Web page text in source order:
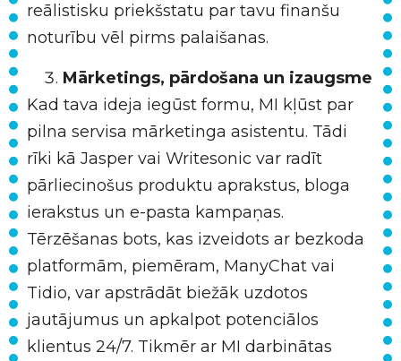
reālistisku priekšstatu par tavu finanšu
noturību vēl pirms palaišanas.
Mārketings, pārdošana un izaugsme
Kad tava ideja iegūst formu, MI kļūst par
pilna servisa mārketinga asistentu. Tādi
rīki kā Jasper vai Writesonic var radīt
pārliecinošus produktu aprakstus, bloga
ierakstus un e-pasta kampaņas.
Tērzēšanas bots, kas izveidots ar bezkoda
platformām, piemēram, ManyChat vai
Tidio, var apstrādāt biežāk uzdotos
jautājumus un apkalpot potenciālos
klientus 24/7. Tikmēr ar MI darbinātas